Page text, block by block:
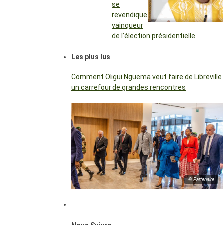
se
revendique
vainqueur
de l’élection présidentielle
Les plus lus
Comment Oligui Nguema veut faire de Libreville
un carrefour de grandes rencontres
© Partenaire